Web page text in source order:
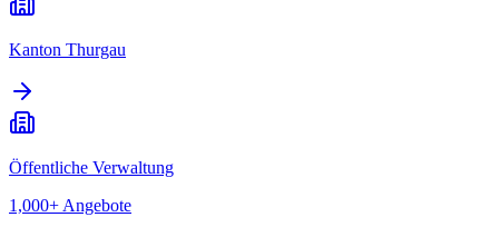
Kanton Thurgau
Öffentliche Verwaltung
1,000+ Angebote